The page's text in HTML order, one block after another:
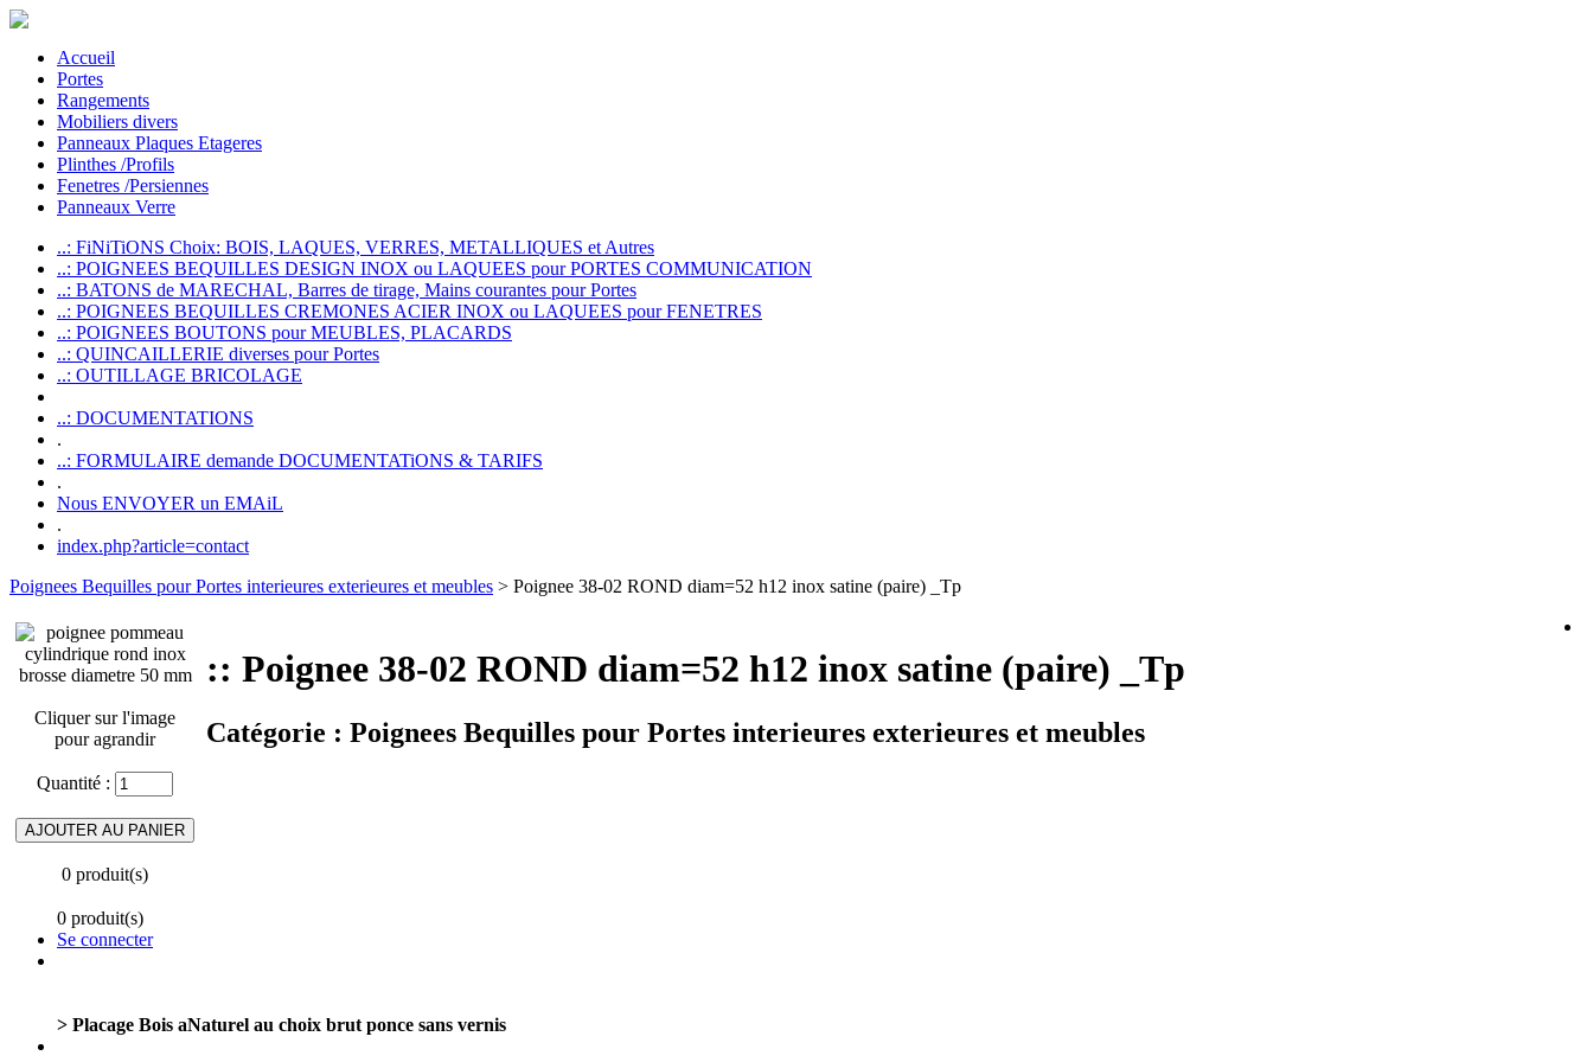
Accueil
Portes
Rangements
Mobiliers divers
Panneaux Plaques Etageres
Plinthes /Profils
Fenetres /Persiennes
Panneaux Verre
..: FiNiTiONS Choix: BOIS, LAQUES, VERRES, METALLIQUES et Autres
..: POIGNEES BEQUILLES DESIGN INOX ou LAQUEES pour PORTES COMMUNICATION
..: BATONS de MARECHAL, Barres de tirage, Mains courantes pour Portes
..: POIGNEES BEQUILLES CREMONES ACIER INOX ou LAQUEES pour FENETRES
..: POIGNEES BOUTONS pour MEUBLES, PLACARDS
..: QUINCAILLERIE diverses pour Portes
..: OUTILLAGE BRICOLAGE
..: DOCUMENTATIONS
.
..: FORMULAIRE demande DOCUMENTATiONS & TARIFS
.
Nous ENVOYER un EMAiL
.
index.php?article=contact
Poignees Bequilles pour Portes interieures exterieures et meubles > Poignee 38-02 ROND diam=52 h12 inox satine (paire) _Tp
Cliquer sur l'image
pour agrandir
Quantité :
0 produit(s)
:: Poignee 38-02 ROND diam=52 h12 inox satine (paire) _Tp
Catégorie : Poignees Bequilles pour Portes interieures exterieures et meubles
0 produit(s)
Se connecter
> Placage Bois aNaturel au choix brut ponce sans vernis